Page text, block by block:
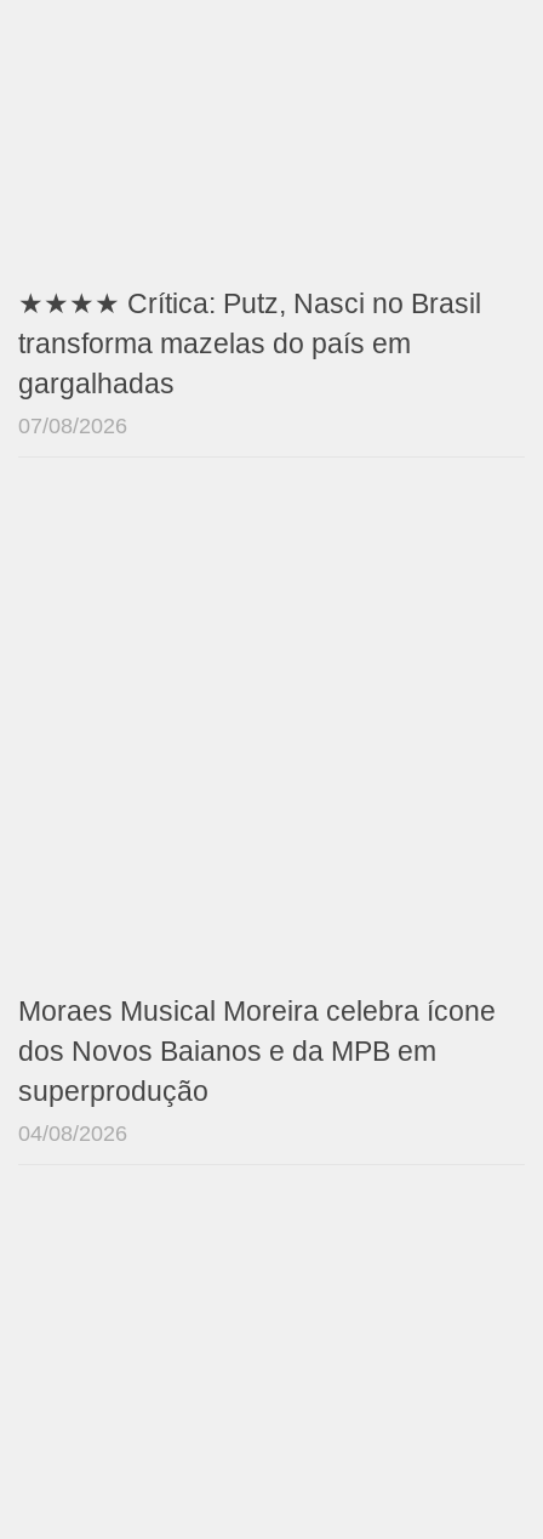
★★★★ Crítica: Putz, Nasci no Brasil
transforma mazelas do país em
gargalhadas
07/08/2026
Moraes Musical Moreira celebra ícone
dos Novos Baianos e da MPB em
superprodução
04/08/2026